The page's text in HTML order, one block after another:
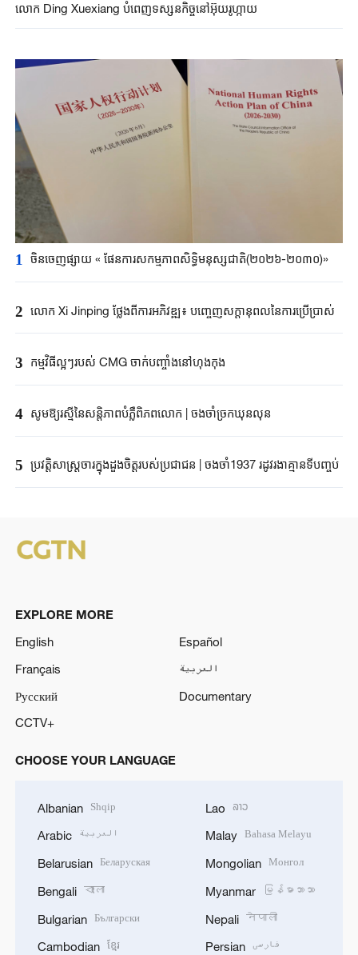
លោក Ding Xuexiang បំពេញទស្សនកិច្ចនៅអ៊ុយរូហ្កាយ
1 ចិនចេញផ្សាយ « ផែនការសកម្មភាពសិទ្ធិមនុស្សជាតិ(២០២៦-២០៣០)»
2 លោក Xi Jinping ថ្លែងពីការអភិវឌ្ឍ៖ បញ្ចេញសក្តានុពលនៃការប្រើប្រាស់
3 កម្មវិធីល្អៗរបស់ CMG ចាក់បញ្ចាំងនៅហុងកុង
4 សូមឱ្យរស្មីនៃសន្តិភាពបំភ្លឺពិភពលោក | ចងចាំច្រកឃុនលុន
5 ប្រវត្តិសាស្ត្រចារក្នុងដួងចិត្តរបស់ប្រជាជន | ចងចាំ1937 រដូវរងាគ្មានទីបញ្ចប់
EXPLORE MORE
English
Español
Français
العربية
Русский
Documentary
CCTV+
CHOOSE YOUR LANGUAGE
Albanian Shqip
Arabic العربية
Belarusian Беларуская
Bengali বাংলা
Bulgarian Български
Cambodian ខ្មែរ
Lao ລາວ
Malay Bahasa Melayu
Mongolian Монгол
Myanmar မြန်မာဘာသာ
Nepali नेपाली
Persian فارسی